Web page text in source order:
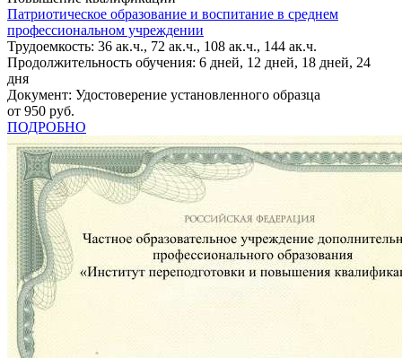
Патриотическое образование и воспитание в среднем
профессиональном учреждении
Трудоемкость: 36 ак.ч., 72 ак.ч., 108 ак.ч., 144 ак.ч.
Продолжительность обучения: 6 дней, 12 дней, 18 дней, 24
дня
Документ: Удостоверение установленного образца
от 950 руб.
ПОДРОБНО